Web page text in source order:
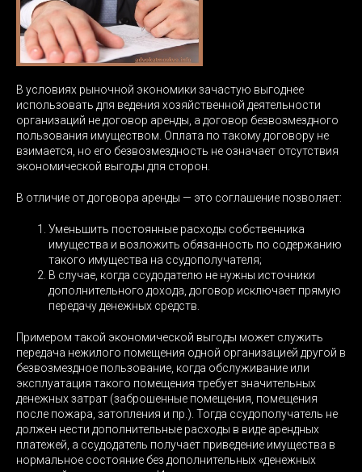
В условиях рыночной экономики зачастую выгоднее
использовать для ведения хозяйственной деятельности
организаций не договор аренды, а договор безвозмездного
пользования имуществом. Оплата по такому договору не
взимается, но его безвозмездность не означает отсутствия
экономической выгоды для сторон.
В отличие от договора аренды — это соглашение позволяет:
Уменьшить постоянные расходы собственника
имущества и возложить обязанность по содержанию
такого имущества на ссудополучателя;
В случае, когда ссудодателю не нужны источники
дополнительного дохода, договор исключает прямую
передачу денежных средств.
Примером такой экономической выгоды может служить
передача нежилого помещения одной организацией другой в
безвозмездное пользование, когда обслуживание или
эксплуатация такого помещения требует значительных
денежных затрат (заброшенные помещения, помещения
после пожара, затопления и пр.). Тогда ссудополучатель не
должен нести дополнительные расходы в виде арендных
платежей, а ссудодатель получает приведение имущества в
нормальное состояние без дополнительных «денежных